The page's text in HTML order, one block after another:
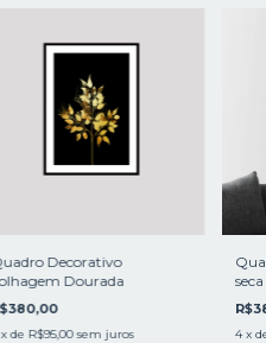
Decorativo
Dourada
x de R$95,00 sem juros 4 x